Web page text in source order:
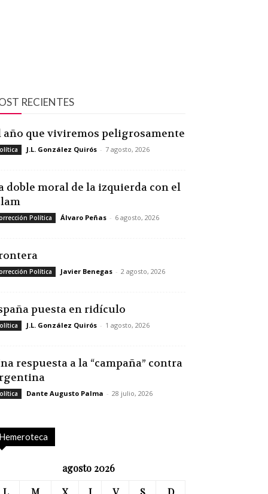
RECIENTES
año que viviremos peligrosamente
J.L. González Quirós - 7 agosto, 2026
doble moral de la izquierda con el
Política Álvaro Peñas - 6 agosto, 2026
Política Javier Benegas - 2 agosto, 2026
puesta en ridículo
J.L. González Quirós - 1 agosto, 2026
respuesta a la “campaña” contra
Dante Augusto Palma - 28 julio, 2026
Hemeroteca
agosto 2026